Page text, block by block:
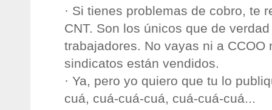
· Si tienes problemas de cobro, te
CNT. Son los únicos que de
trabajadores. No vayas ni a CCOO
sindicatos están vendidos.
· Ya, pero yo quiero que tu lo
cuá, cuá-cuá-cuá, cuá-cuá-cuá...